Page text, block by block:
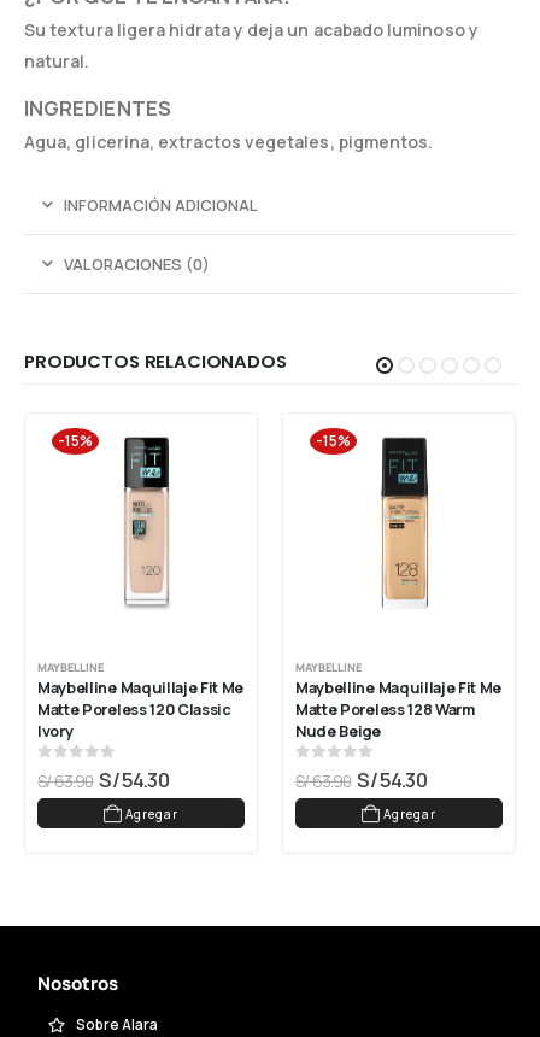
Su textura ligera hidrata y deja un acabado luminoso y
natural.
INGREDIENTES
Agua, glicerina, extractos vegetales, pigmentos.
INFORMACIÓN ADICIONAL
VALORACIONES (0)
PRODUCTOS RELACIONADOS
-15%
MAYBELLINE
Maybelline Maquillaje Fit Me
Matte Poreless 120 Classic
Ivory
out of 5
S/63.90 S/54.30
Agregar
-15%
MAYBELLINE
Maybelline Maquillaje Fit Me
Matte Poreless 128 Warm
Nude Beige
out of 5
S/63.90 S/54.30
Agregar
Nosotros
Sobre Alara